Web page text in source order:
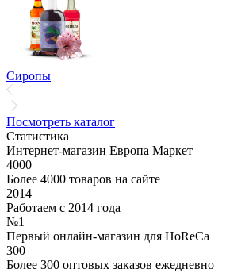
Сиропы
Посмотреть каталог
Статистика
Интернет-магазин Европа Маркет
4000
Более 4000 товаров на сайте
2014
Работаем с 2014 года
№1
Первый онлайн-магазин для HoReCa
300
Более 300 оптовых заказов ежедневно